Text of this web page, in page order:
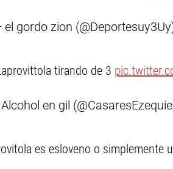
el gordo zion
tirando de 3
en gil
es esloveno o simplemente